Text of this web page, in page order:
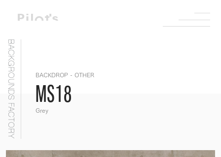
BACKGROUNDS FACTORY BACKDROP - OTHER
MS18
Grey